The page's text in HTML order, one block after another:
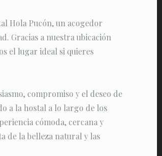
Hola Pucón, un acogedor
Gracias a nuestra ubicación
el lugar ideal si quieres
compromiso y el deseo de
a la hostal a lo largo de los
cómoda, cercana y
de la belleza natural y las